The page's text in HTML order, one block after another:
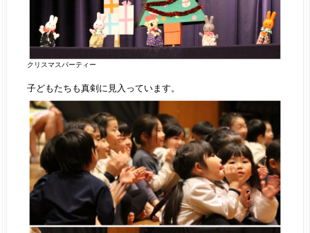
クリスマスパーティー
子どもたちも真剣に見入っています。